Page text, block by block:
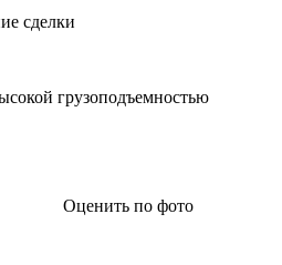
сделки
грузоподъемностью
Оценить по фото